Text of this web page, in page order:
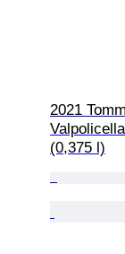
2021
(0,375 l)